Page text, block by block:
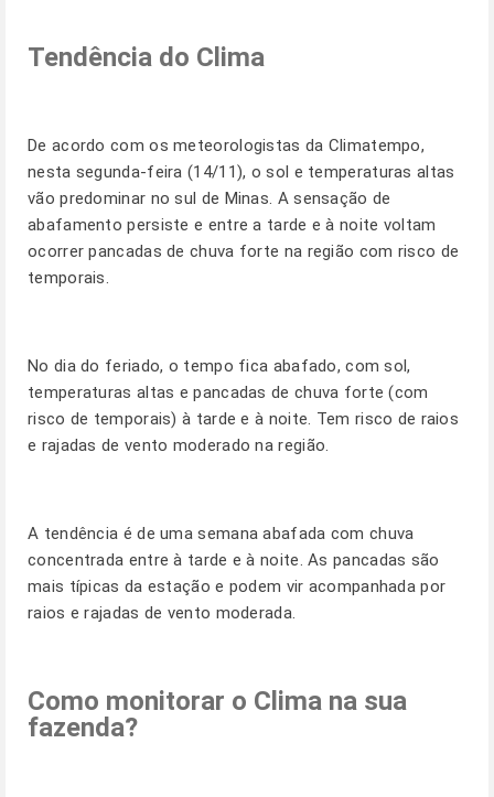
Tendência do Clima
De acordo com os meteorologistas da Climatempo,
nesta segunda-feira (14/11), o sol e temperaturas altas
vão predominar no sul de Minas. A sensação de
abafamento persiste e entre a tarde e à noite voltam
ocorrer pancadas de chuva forte na região com risco de
temporais.
No dia do feriado, o tempo fica abafado, com sol,
temperaturas altas e pancadas de chuva forte (com
risco de temporais) à tarde e à noite. Tem risco de raios
e rajadas de vento moderado na região.
A tendência é de uma semana abafada com chuva
concentrada entre à tarde e à noite. As pancadas são
mais típicas da estação e podem vir acompanhada por
raios e rajadas de vento moderada.
Como monitorar o Clima na sua
fazenda?